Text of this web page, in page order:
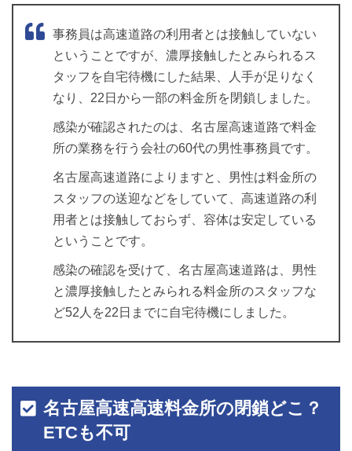
事務員は高速道路の利用者とは接触していない
ということですが、濃厚接触したとみられるス
タッフを自宅待機にした結果、人手が足りなく
なり、22日から一部の料金所を閉鎖しました。
感染が確認されたのは、名古屋高速道路で料金
所の業務を行う会社の60代の男性事務員です。
名古屋高速道路によりますと、男性は料金所の
スタッフの送迎などをしていて、高速道路の利
用者とは接触しておらず、容体は安定している
ということです。
感染の確認を受けて、名古屋高速道路は、男性
と濃厚接触したとみられる料金所のスタッフな
ど52人を22日までに自宅待機にしました。
名古屋高速高速料金所の閉鎖どこ？
ETCも不可